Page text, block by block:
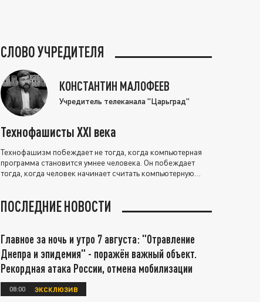
СЛОВО УЧРЕДИТЕЛЯ
КОНСТАНТИН МАЛОФЕЕВ
Учредитель телеканала "Царьград"
Технофашисты XXI века
Технофашизм побеждает не тогда, когда компьютерная
программа становится умнее человека. Он побеждает
тогда, когда человек начинает считать компьютерную
ПОСЛЕДНИЕ НОВОСТИ
Главное за ночь и утро 7 августа: "Отравление
Днепра и эпидемия" - поражён важный объект.
Рекордная атака России, отмена мобилизации
08:00 ЭКСКЛЮЗИВ